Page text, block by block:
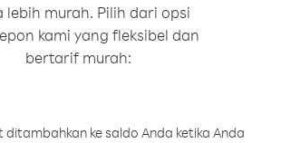
lebih murah. Pilih dari opsi
kami yang fleksibel dan
bertarif murah:
ditambahkan ke saldo Anda ketika Anda